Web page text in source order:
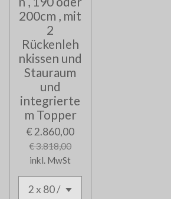
200cm , mit
2
Rückenleh
nkissen und
Stauraum
und
integrierte
m Topper
€ 2.860,00
€ 3.818,00
inkl. MwSt